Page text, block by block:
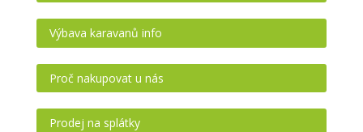
Výbava karavanů info
Proč nakupovat u nás
Prodej na splátky